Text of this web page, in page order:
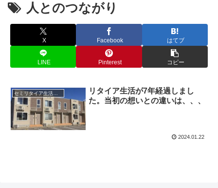
人とのつながり
X Facebook はてブ
LINE Pinterest コピー
セミリタイア生活ブログ
リタイア生活が7年経過しまし
た。当初の想いとの違いは、、、
2024.01.22